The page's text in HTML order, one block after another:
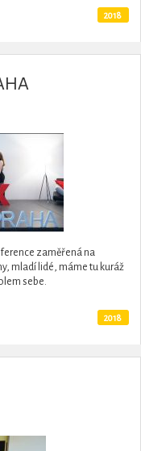
2018
zaměřená na
mladí lidé, máme tu kuráž
sebe.
2018